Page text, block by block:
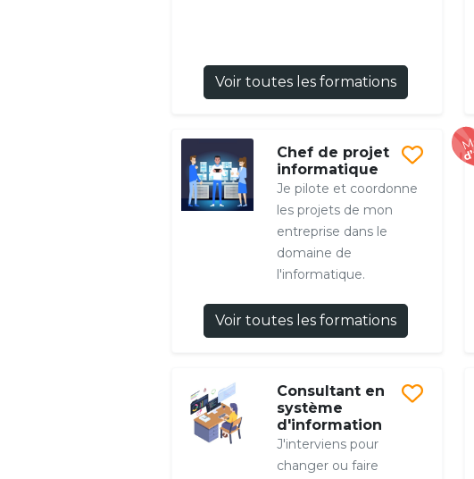
Voir toutes les formations
Chef de projet
informatique
Je pilote et coordonne
les projets de mon
entreprise dans le
domaine de
l'informatique.
Voir toutes les formations
Consultant en
système
d'information
J'interviens pour
changer ou faire